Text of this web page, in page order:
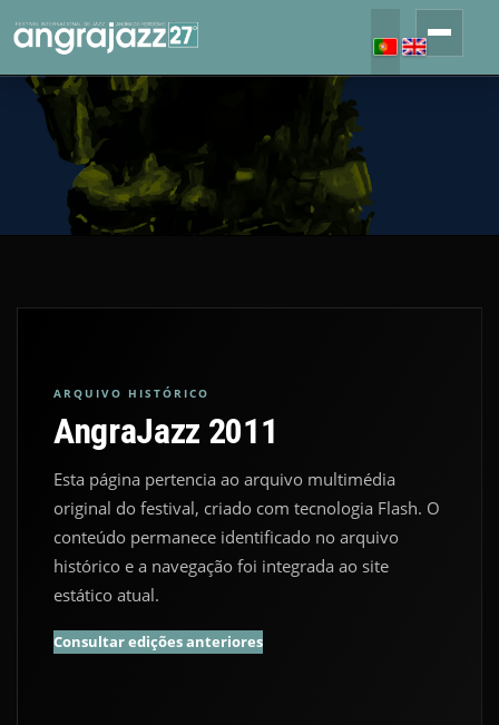
ARQUIVO HISTÓRICO
AngraJazz 2011
Esta página pertencia ao arquivo multimédia
original do festival, criado com tecnologia Flash. O
conteúdo permanece identificado no arquivo
histórico e a navegação foi integrada ao site
estático atual.
Consultar edições anteriores